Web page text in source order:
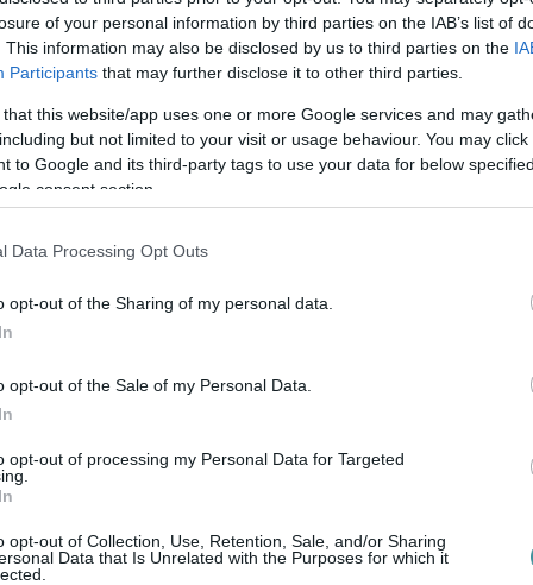
of your personal information by third parties on the IAB’s list of
This information may also be disclosed by us to third parties on the
Participants that may further disclose it to other third parties.
that this website/app uses one or more Google services and may
but not limited to your visit or usage behaviour. You may
to Google and its third-party tags to use your data for below
consent section.
Data Processing Opt Outs
opt-out of the Sharing of my personal data.
opt-out of the Sale of my Personal Data.
opt-out of processing my Personal Data for Targeted
opt-out of Collection, Use, Retention, Sale, and/or Sharing
Data that Is Unrelated with the Purposes for which it
arany minősítést.
együtt:
- Villányi Pinot Noir Rosé - Brut Pinot noir
ROSE (2020)
Cabernero 2020 CABERNERO
Cabernet Sauvignon (2020)